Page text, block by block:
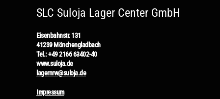
SLC Suloja Lager Center GmbH
Eisenbahnstr. 131
41239 Mönchengladbach
Tel.: +49 2166 63402-40
www.suloja.de
lagernrw@suloja.de
Impressum